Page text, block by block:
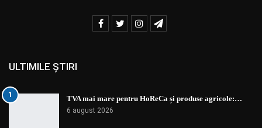
ULTIMILE ȘTIRI
1 TVA mai mare pentru HoReCa și produse agricole:…
6 august 2026